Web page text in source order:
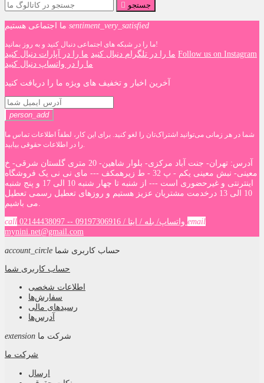
 جستجو
sentiment_very_satisfied
ما را در شبکه های اجتماعی دنبال کنید و به روز بمانید!
ما را در تلگرام دنبال کنید ما را در آپارات دنبال کنید
Follow us on Instagram
ما را در واتساپ دنبال کنید
آخرین اخبار و تخفیف های ویژه ما را دریافت کنید
person_add
شما در هر زمانی می‌توانید اشتراک‌تان را لغو کنید. برای این کار، لطفاً اطلاعات تماس ما
را در اطلاعات حقوقی بیابید.
آدرس: تهران- جنت آباد مرکزی- بلوار شاهین- 20 متری گلستان شرقی- خ
معینی- نبش معینی یکم - پ 32 - ط زیرهمکف --- مای نی نی یک فروشگاه
اینترنتی و غیرحضوری است --- از شنبه تا چهار شنبه 10 الی 17 و پنج شنبه
10 الی 13 درخدمت مشتریان عزیز هستیم و روزهای تعطیل رسمی تعطیل
call
02144438097 -- واتساپ/ بله / ایتا / 09197306916 email
mynini.net@gmail.com
account_circle حساب کاربری شما
حساب کاربری شما
اطلاعات شخصی
سفارش‌ها
رسیدهای مالی
آدرس‌ها
extension شرکت ما
شرکت ما
ارسال